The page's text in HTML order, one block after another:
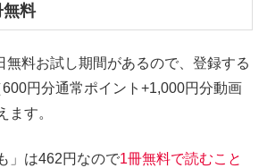
料
無料お試し期間があるので、登録する
円分通常ポイント+1,000円分動画
ます。
」は462円なので1冊無料で読むこと